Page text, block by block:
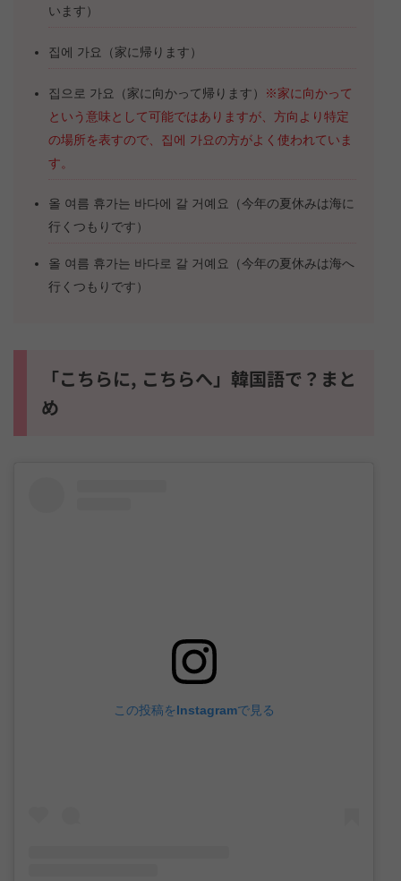
います）
집에 가요（家に帰ります）
집으로 가요（家に向かって帰ります）
※家に向かって
という意味として可能ではありますが、方向より特定
の場所を表すので、집에 가요の方がよく使われていま
す。
올 여름 휴가는 바다에 갈 거예요（今年の夏休みは海に
行くつもりです）
올 여름 휴가는 바다로 갈 거예요（今年の夏休みは海へ
行くつもりです）
「こちらに, こちらへ」韓国語で？まと
め
この投稿をInstagramで見る